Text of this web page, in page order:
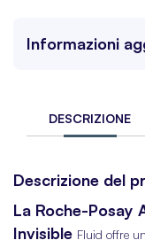
DESCRIZIONE
Descrizione del
La Roche-Posay
Invisible Fluid offre
Informazioni